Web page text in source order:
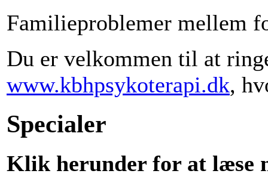
Familieproblemer mellem
Du er velkommen til at
www.kbhpsykoterapi.dk,
Specialer
Klik herunder for at læse